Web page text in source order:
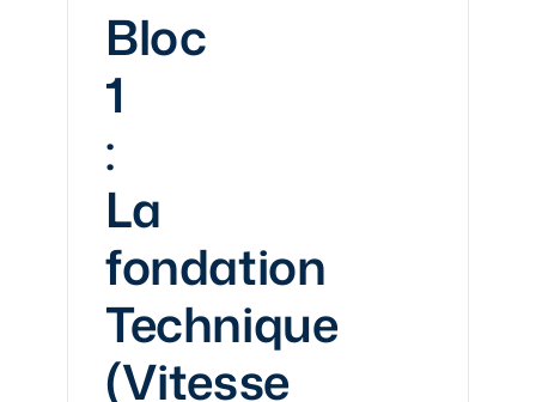
Bloc
1
:
La
fondation
Technique
(Vitesse